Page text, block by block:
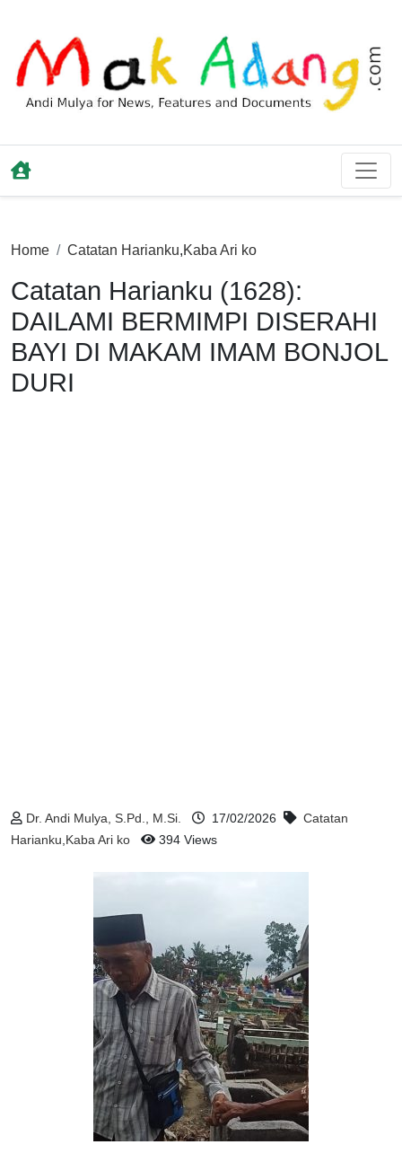
Home Catatan Harianku,Kaba Ari ko
Catatan Harianku (1628):
DAILAMI BERMIMPI DISERAHI
BAYI DI MAKAM IMAM BONJOL
DURI
Dr. Andi Mulya, S.Pd., M.Si. 17/02/2026
Catatan
Harianku,Kaba Ari ko 394 Views